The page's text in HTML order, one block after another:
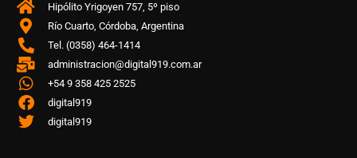
Hipólito Yrigoyen 757, 5º piso
Río Cuarto, Córdoba, Argentina
Tel. (0358) 464-1414
administracion@digital919.com.ar
+54 9 358 425 2525
digital919
digital919